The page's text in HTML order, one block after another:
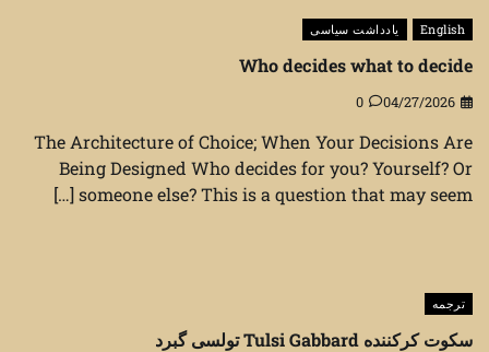
English یادداشت سیاسی
Who decides what to decide
04/27/2026
0
The Architecture of Choice; When Your Decisions Are
Being Designed Who decides for you? Yourself? Or
someone else? This is a question that may seem […]
ترجمه
سکوت کرکننده Tulsi Gabbard تولسی گبرد